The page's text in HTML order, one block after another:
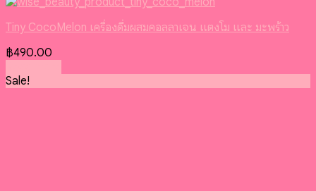
Tiny CocoMelon เครื่องดื่มผสมคอลลาเจน แตงโม และ มะพร้าว
฿490.00
Sale!